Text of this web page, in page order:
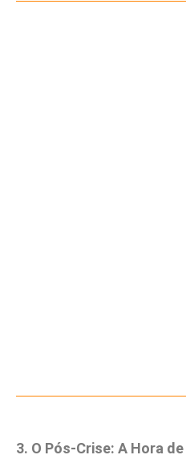
3. O Pós-Crise: A Hora